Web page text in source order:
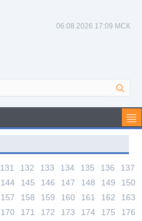
06.08.2026 17:09 МСК
131 132 133 134 135 136
137
144 145 146 147 148 149
150
157 158 159 160 161 162
163
170 171 172 173 174 175
176